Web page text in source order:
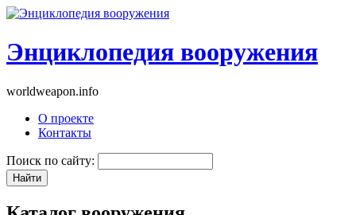
Энциклопедия вооружения
worldweapon.info
О проекте
Контакты
Поиск по сайту: